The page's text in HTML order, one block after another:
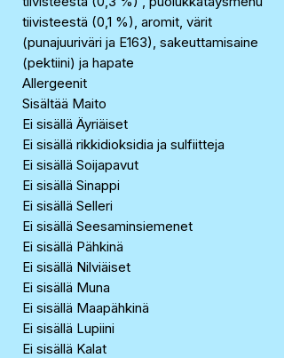
tiivisteestä (0,1 %), aromit, värit
(punajuuriväri ja E163), sakeuttamisaine
(pektiini) ja hapate
Allergeenit
Sisältää Maito
Ei sisällä Äyriäiset
Ei sisällä rikkidioksidia ja sulfiitteja
Ei sisällä Soijapavut
Ei sisällä Sinappi
Ei sisällä Selleri
Ei sisällä Seesaminsiemenet
Ei sisällä Pähkinä
Ei sisällä Nilviäiset
Ei sisällä Muna
Ei sisällä Maapähkinä
Ei sisällä Lupiini
Ei sisällä Kalat